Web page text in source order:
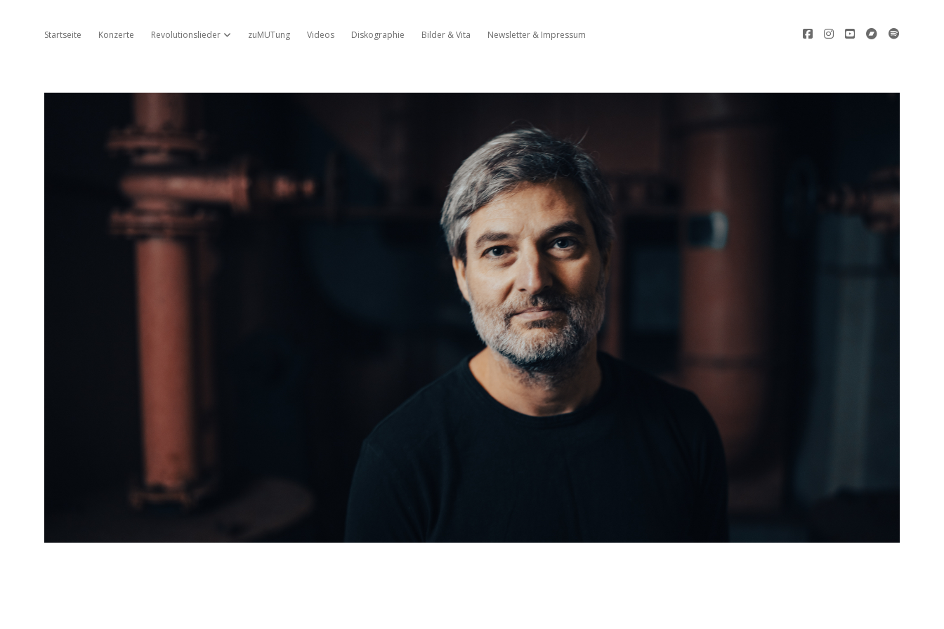
Startseite Konzerte Revolutionslieder Dropdown-Menü öffnen
zuMUTung Videos Diskographie Bilder & Vita Newsletter & Impressum facebookinstagram
youtubebandcamp
Ambros